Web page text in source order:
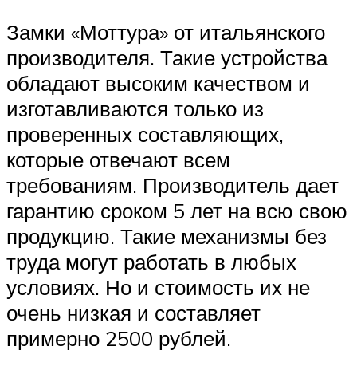
Замки «Моттура» от итальянского
производителя. Такие устройства
обладают высоким качеством и
изготавливаются только из
проверенных составляющих,
которые отвечают всем
требованиям. Производитель дает
гарантию сроком 5 лет на всю свою
продукцию. Такие механизмы без
труда могут работать в любых
условиях. Но и стоимость их не
очень низкая и составляет
примерно 2500 рублей.